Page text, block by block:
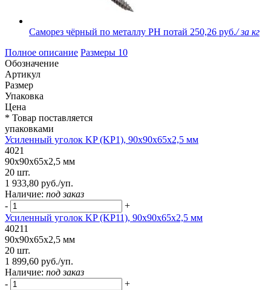
Саморез чёрный по металлу PH потай 250,26 руб./ за кг
Полное описание Размеры 10
Обозначение
Артикул
Размер
Упаковка
Цена
* Товар поставляется
упаковками
Усиленный уголок KP (KP1), 90x90x65x2,5 мм
4021
90x90x65x2,5 мм
20 шт.
1 933,80 руб./уп.
Наличие: под заказ
-
+
Усиленный уголок KP (KP11), 90x90x65x2,5 мм
40211
90x90x65x2,5 мм
20 шт.
1 899,60 руб./уп.
Наличие: под заказ
-
+